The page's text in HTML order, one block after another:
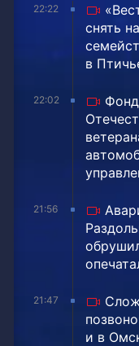
22:22
снять
в
22:02
21:56
21:47
и в